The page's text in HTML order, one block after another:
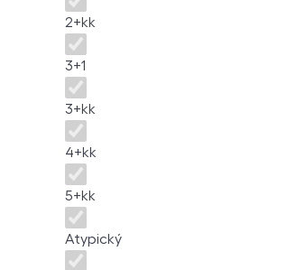
2+kk
3+1
3+kk
4+kk
5+kk
Atypický